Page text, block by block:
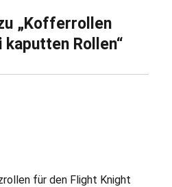
„Kofferrollen
Rollen“
für den Flight Knight